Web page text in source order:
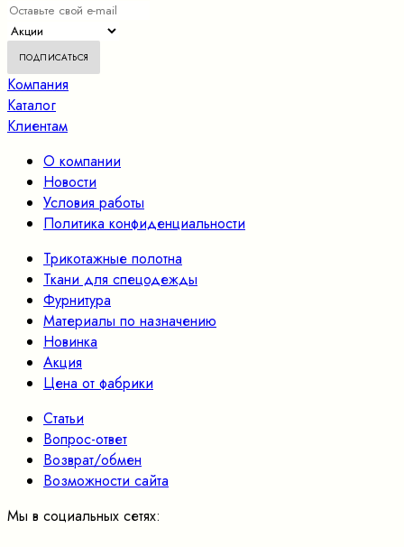
Компания
Каталог
Клиентам
О компании
Новости
Условия работы
Политика конфиденциальности
Трикотажные полотна
Ткани для спецодежды
Фурнитура
Материалы по назначению
Новинка
Акция
Цена от фабрики
Статьи
Вопрос-ответ
Возврат/обмен
Возможности сайта
Мы в социальных сетях: